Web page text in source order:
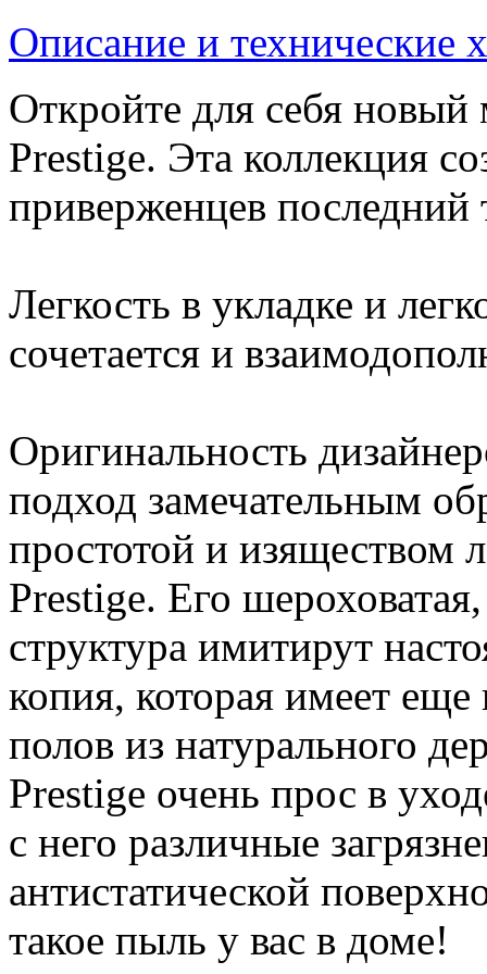
Описание и технические
Откройте для себя
Prestige. Эта коллекция
приверженцев последний
Легкость в укладке и
сочетается и
Оригинальность
подход замечательным
простотой и изяществом
Prestige. Его
структура имитирут
копия, которая имеет
полов из натурального
Prestige очень прос в
с него различные
антистатической
такое пыль у вас в доме!